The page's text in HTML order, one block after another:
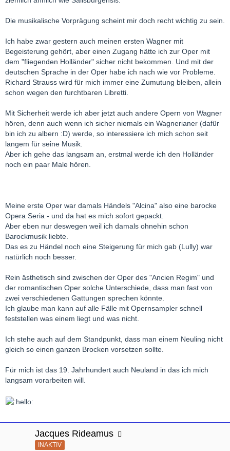
Die musikalische Vorprägung scheint mir doch recht wichtig zu sein.
Ich habe zwar gestern auch meinen ersten Wagner mit
Begeisterung gehört, aber einen Zugang hätte ich zur Oper mit
dem "fliegenden Holländer" sicher nicht bekommen. Und mit der
deutschen Sprache in der Oper habe ich nach wie vor Probleme.
Richard Strauss wird für mich immer eine Zumutung bleiben, allein
schon wegen den furchtbaren Libretti.
Mit Sicherheit werde ich aber jetzt auch andere Opern von Wagner
hören, denn auch wenn ich sicher niemals ein Wagnerianer (dafür
bin ich zu albern :D) werde, so interessiere ich mich schon seit
langem für seine Musik.
Aber ich gehe das langsam an, erstmal werde ich den Holländer
noch ein paar Male hören.
Meine erste Oper war damals Händels "Alcina" also eine barocke
Opera Seria - und da hat es mich sofort gepackt.
Aber eben nur deswegen weil ich damals ohnehin schon
Barockmusik liebte.
Das es zu Händel noch eine Steigerung für mich gab (Lully) war
natürlich noch besser.
Rein ästhetisch sind zwischen der Oper des "Ancien Regim" und
der romantischen Oper solche Unterschiede, dass man fast von
zwei verschiedenen Gattungen sprechen könnte.
Ich glaube man kann auf alle Fälle mit Opernsampler schnell
feststellen was einem liegt und was nicht.
Ich stehe auch auf dem Standpunkt, dass man einem Neuling nicht
gleich so einen ganzen Brocken vorsetzen sollte.
Für mich ist das 19. Jahrhundert auch Neuland in das ich mich
langsam vorarbeiten will.
Jacques Rideamus
INAKTIV